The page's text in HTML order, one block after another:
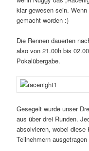
klar gewesen sein.
gemacht worden :)
Die Rennen dauerten
also von 21.00h bis
Pokalübergabe.
Gesegelt wurde unser
aus über drei Runden.
absolvieren, wobei diese
Teilnehmern ausgetragen